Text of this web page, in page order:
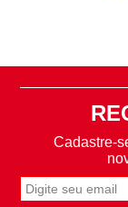
Cadastre-